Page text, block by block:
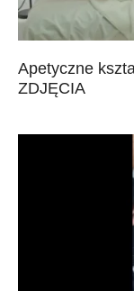
Apetyczne
ZDJĘCIA